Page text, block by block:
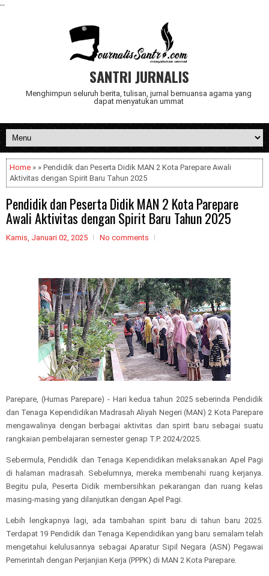
--
SANTRI JURNALIS
Menghimpun seluruh berita, tulisan, jurnal bernuansa agama yang
dapat menyatukan ummat
Home » » Pendidik dan Peserta Didik MAN 2 Kota Parepare Awali
Aktivitas dengan Spirit Baru Tahun 2025
Pendidik dan Peserta Didik MAN 2 Kota Parepare
Awali Aktivitas dengan Spirit Baru Tahun 2025
Kamis, Januari 02, 2025 No comments
Parepare, (Humas Parepare) - Hari kedua tahun 2025 seberinda Pendidik
dan Tenaga Kependidikan Madrasah Aliyah Negeri (MAN) 2 Kota Parepare
mengawalinya dengan berbagai aktivitas dan spirit baru sebagai suatu
rangkaian pembelajaran semester genap T.P. 2024/2025.
Sebermula, Pendidik dan Tenaga Kependidikan melaksanakan Apel Pagi
di halaman madrasah. Sebelumnya, mereka membenahi ruang kerjanya.
Begitu pula, Peserta Didik membersihkan pekarangan dan ruang kelas
masing-masing yang dilanjutkan dengan Apel Pagi.
Lebih lengkapnya lagi, ada tambahan spirit baru di tahun baru 2025.
Terdapat 19 Pendidik dan Tenaga Kependidikan yang baru semalam telah
mengetahui kelulusannya sebagai Aparatur Sipil Negara (ASN) Pegawai
Pemerintah dengan Perjanjian Kerja (PPPK) di MAN 2 Kota Parepare.